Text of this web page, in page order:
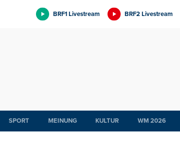
BRF1 Livestream BRF2 Livestream
SPORT MEINUNG KULTUR WM 2026